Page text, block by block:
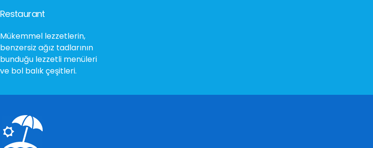
Restaurant
Mükemmel lezzetlerin,
benzersiz ağız tadlarının
bunduğu lezzetli menüleri
ve bol balık çeşitleri.